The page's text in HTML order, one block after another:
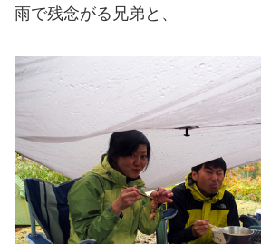
雨で残念がる兄弟と、